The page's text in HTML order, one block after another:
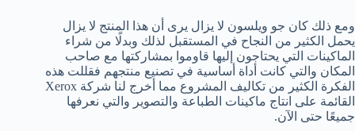
ومع ذلك كان جو ويلسون لا يزال يرى أن هذا المنتج لا يزال
يحمل الكثير من النجاح في المستقبل لذلك وبدلًا من شراء
الماكينات التي يحتاجون إليها قاوموا بمشاركتها مع صاحب
المكان والتي كانت أداة أساسية في تصنيع منتجهم فقللت هذه
الفكرة الكثير من تكاليف المشروع مما أخرج لنا شركة Xerox
القائمة على انتاج ماكينات الطباعة والتصوير والتي نعرفها
جميعًا حتى الآن.